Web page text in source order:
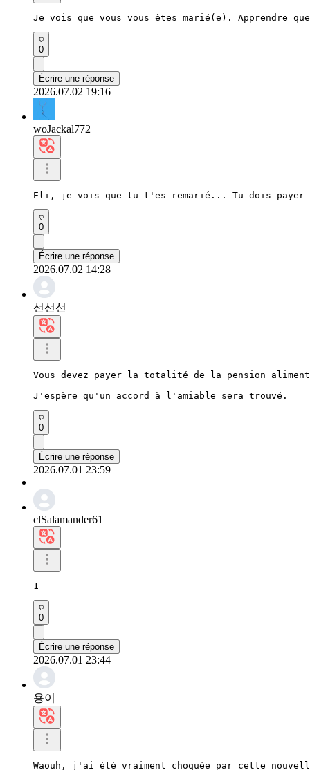
Je vois que vous vous êtes marié(e). Apprendre
0
Écrire une réponse
2026.07.02 19:16
woJackal772
Eli, je vois que tu t'es remarié... Tu dois payer
0
Écrire une réponse
2026.07.02 14:28
선선선
Vous devez payer la totalité de la pension
J'espère qu'un accord à l'amiable sera trouvé.
0
Écrire une réponse
2026.07.01 23:59
clSalamander61
1
0
Écrire une réponse
2026.07.01 23:44
용이
Waouh, j'ai été vraiment choquée par cette